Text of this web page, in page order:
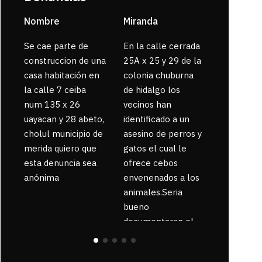
Nombre
Se cae parte de
construccion de una
casa habitación en
la calle 7 ceiba
num 135 x 26
uayacan y 28 abeto,
cholul municipio de
merida quiero que
esta denuncia sea
anónima
Miranda
En la calle cerrada
25A x 25 y 29 de la
colonia chuburna
de hidalgo los
vecinos han
identificado a un
asesino de perros y
gatos el cual le
ofrece cebos
envenenados a los
animales.Seria
bueno
documentaran el
suceso ya que la